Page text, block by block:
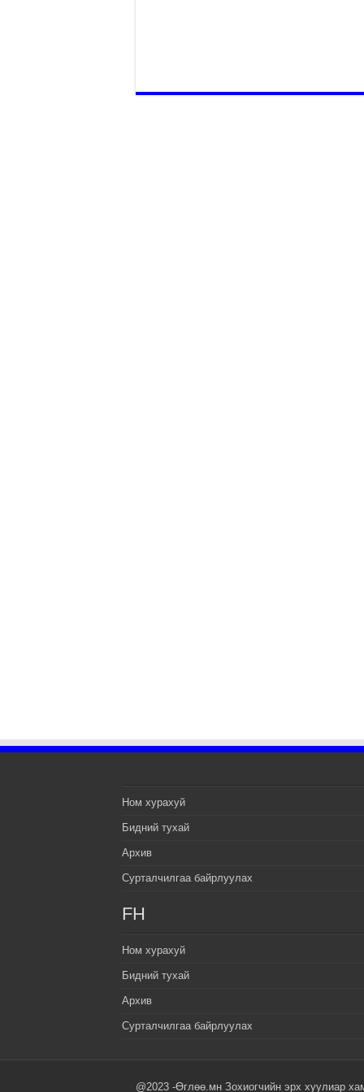
Ном хурахуй
Бидний тухай
Архив
Сурталчилгаа байрлуулах
FH
Ном хурахуй
Бидний тухай
Архив
Сурталчилгаа байрлуулах
@2023 -Өглөө.мн Зохиогчийн эрх хуулиар